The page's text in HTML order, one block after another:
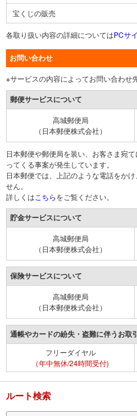
宝くじの販売
各取り扱い内容の詳細についてはPCサ
お問い合わせ
※サービスの内容によってお問い合わせ
郵便サービスについて
高城郵便局
（日本郵便株式会社）
日本郵便や郵便局を装い、お客さま宛
ってくる事案が発生しています。
日本郵便では、上記のような電話をか
せん。
詳しくは こちらをご覧ください。
貯金サービスについて
高城郵便局
（日本郵便株式会社）
保険サービスについて
高城郵便局
（日本郵便株式会社）
通帳やカードの紛失・盗難に伴うお取
フリーダイヤル
（年中無休/24時間受付)
ルート検索